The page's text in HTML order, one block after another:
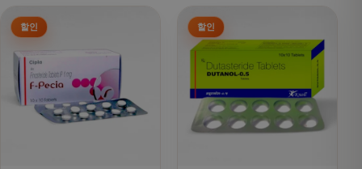
여러 상품 옵션이 이 상품에 있습니다. 상품 페이지에서 옵션
여러 상품 옵션이 이 상품에